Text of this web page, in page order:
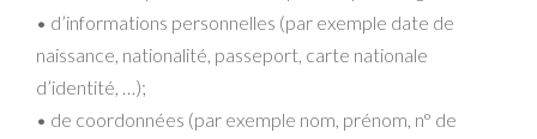
• d’informations personnelles (par exemple date de
naissance, nationalité, passeport, carte nationale
d’identité, …);
• de coordonnées (par exemple nom, prénom, n° de